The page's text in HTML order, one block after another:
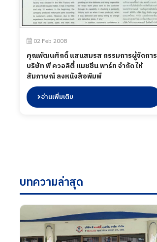
02 Feb 2008
คุณพัฒนศักดิ์ แสนสมรส กรรมการผู้จัดการ
บริษัท พี ควอลิตี้ แมชชีน พาร์ท จำกัด ให้
สัมภาษณ์ ลงหนังสือพิมพ์
อ่านเพิ่มเติม
บทความล่าสุด